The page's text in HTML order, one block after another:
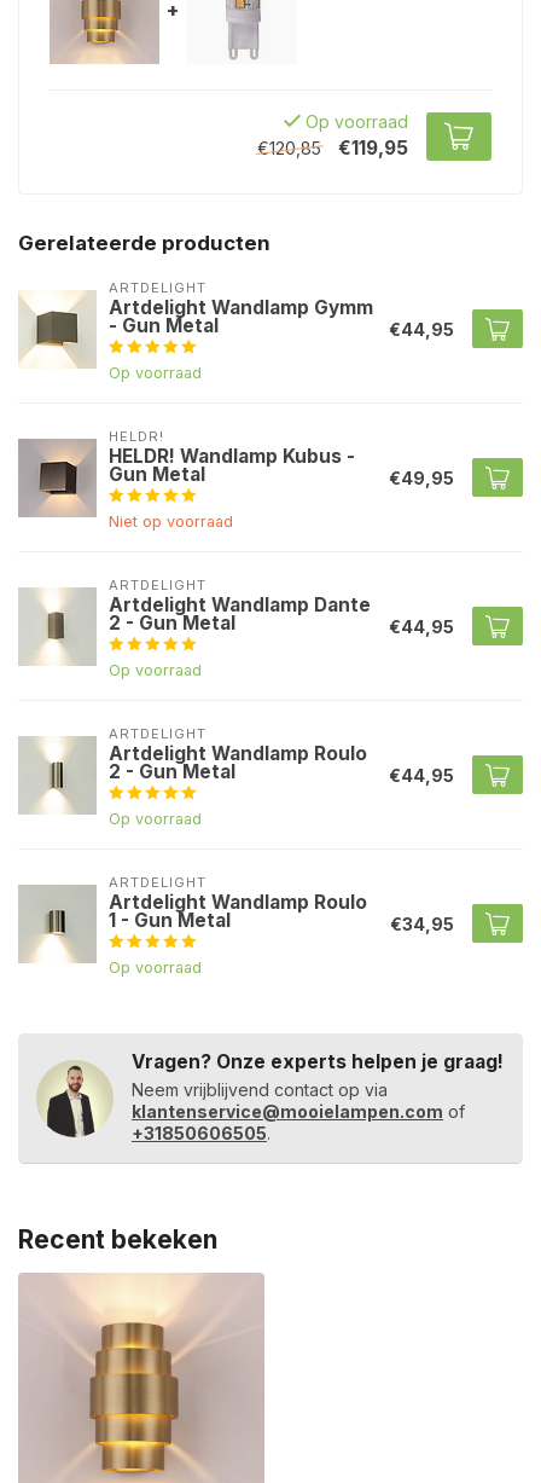
+
Op voorraad
€120,85
€119,95
Gerelateerde producten
ARTDELIGHT
Artdelight Wandlamp Gymm
- Gun Metal
Op voorraad
€44,95
HELDR!
HELDR! Wandlamp Kubus -
Gun Metal
Niet op voorraad
€49,95
ARTDELIGHT
Artdelight Wandlamp Dante
2 - Gun Metal
Op voorraad
€44,95
ARTDELIGHT
Artdelight Wandlamp Roulo
2 - Gun Metal
Op voorraad
€44,95
ARTDELIGHT
Artdelight Wandlamp Roulo
1 - Gun Metal
Op voorraad
€34,95
Vragen? Onze experts helpen je graag!
Neem vrijblijvend contact op via
klantenservice@mooielampen.com of
+31850606505.
Recent bekeken